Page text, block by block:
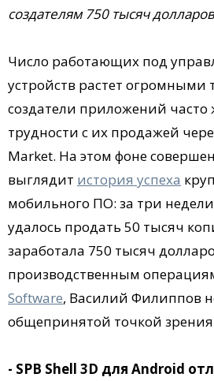
создателям 750 тысяч
Число работающих под
устройств растет огромными
создатели приложений часто
трудности с их продажей
Market. На этом фоне
выглядит история успеха
мобильного ПО: за три недели
удалось продать 50 тысяч
заработала 750 тысяч
производственным
Software, Василий Филиппов
общепринятой точкой
- SPB Shell 3D для Android